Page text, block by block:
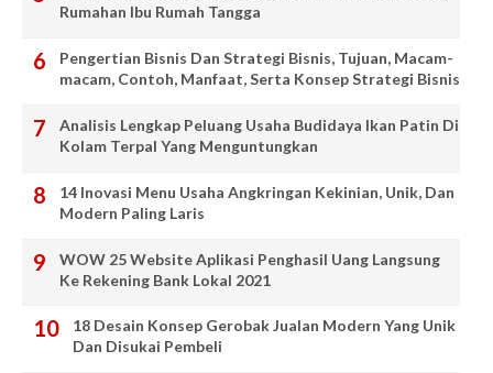
Rumahan Ibu Rumah Tangga
Pengertian Bisnis Dan Strategi Bisnis, Tujuan, Macam-
macam, Contoh, Manfaat, Serta Konsep Strategi Bisnis
Analisis Lengkap Peluang Usaha Budidaya Ikan Patin Di
Kolam Terpal Yang Menguntungkan
14 Inovasi Menu Usaha Angkringan Kekinian, Unik, Dan
Modern Paling Laris
WOW 25 Website Aplikasi Penghasil Uang Langsung
Ke Rekening Bank Lokal 2021
18 Desain Konsep Gerobak Jualan Modern Yang Unik
Dan Disukai Pembeli